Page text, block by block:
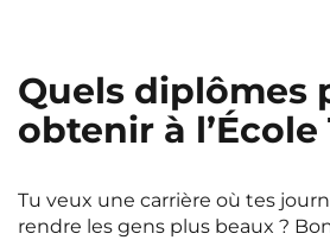
Toulouse NEW! Tours
Valenciennes Vichy
Quels diplômes
obtenir à l’École
Tu veux une carrière où tes
rendre les gens plus beaux ?